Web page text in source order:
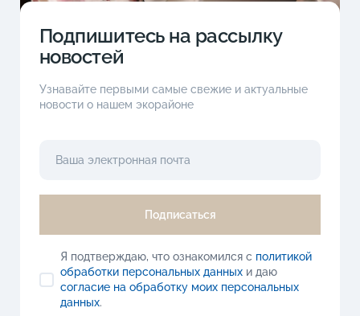
Подпишитесь на рассылку
новостей
Узнавайте первыми самые свежие и актуальные
новости о нашем экорайоне
Подписаться
Я подтверждаю, что ознакомился с политикой
обработки персональных данныхи даю
согласие на обработку моих персональных
данных.